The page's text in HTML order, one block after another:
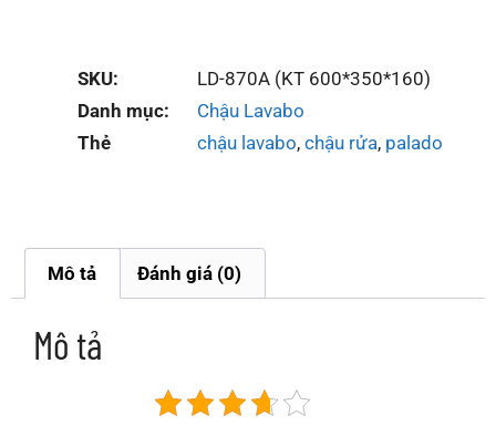
SKU:
LD-870A (KT 600*350*160)
Danh mục:
Chậu Lavabo
Thẻ
chậu lavabo, chậu rửa, palado
Mô tả Đánh giá (0)
Mô tả